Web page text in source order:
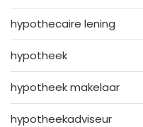
hypothecaire lening
hypotheek
hypotheek makelaar
hypotheekadviseur